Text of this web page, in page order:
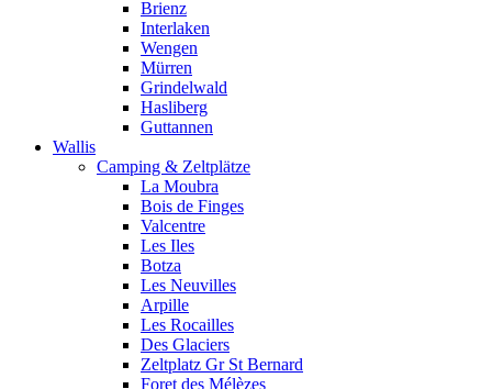
Brienz
Interlaken
Wengen
Mürren
Grindelwald
Hasliberg
Guttannen
Wallis
Camping & Zeltplätze
La Moubra
Bois de Finges
Valcentre
Les Iles
Botza
Les Neuvilles
Arpille
Les Rocailles
Des Glaciers
Zeltplatz Gr St Bernard
Foret des Mélèzes